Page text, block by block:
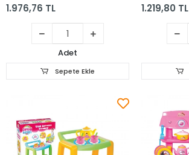
1.976,76 TL
Adet
Sepete Ekle
1.219,80 TL